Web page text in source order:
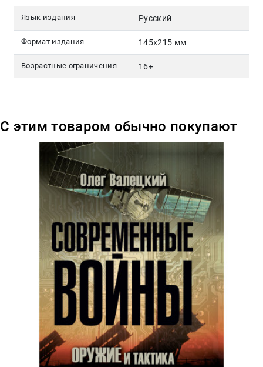
Язык издания Русский
Формат издания 145х215 мм
Возрастные ограничения 16+
С этим товаром обычно покупают